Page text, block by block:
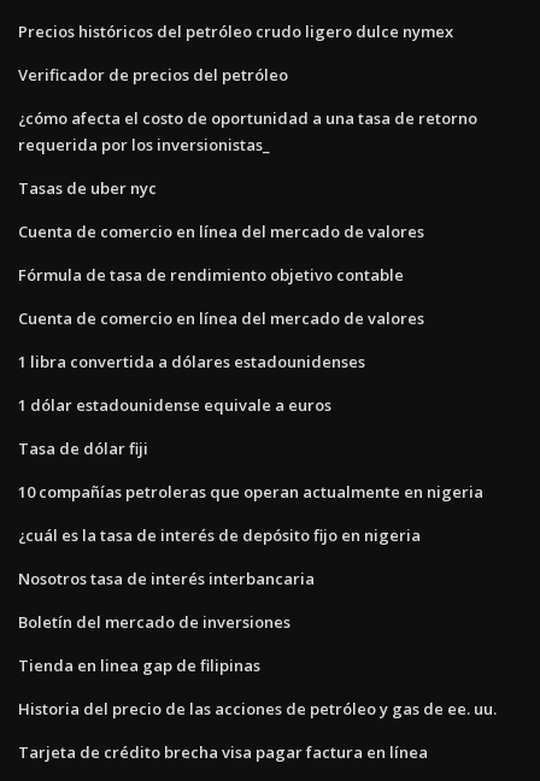
Precios históricos del petróleo crudo ligero dulce nymex
Verificador de precios del petróleo
¿cómo afecta el costo de oportunidad a una tasa de retorno
requerida por los inversionistas_
Tasas de uber nyc
Cuenta de comercio en línea del mercado de valores
Fórmula de tasa de rendimiento objetivo contable
Cuenta de comercio en línea del mercado de valores
1 libra convertida a dólares estadounidenses
1 dólar estadounidense equivale a euros
Tasa de dólar fiji
10 compañías petroleras que operan actualmente en nigeria
¿cuál es la tasa de interés de depósito fijo en nigeria
Nosotros tasa de interés interbancaria
Boletín del mercado de inversiones
Tienda en linea gap de filipinas
Historia del precio de las acciones de petróleo y gas de ee. uu.
Tarjeta de crédito brecha visa pagar factura en línea